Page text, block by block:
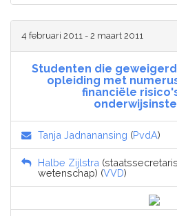
4 februari 2011 - 2 maart 2011
Studenten die
opleiding met
financiële
Tanja Jadnanansing (PvdA)
Halbe Zijlstra
wetenschap) (VVD)